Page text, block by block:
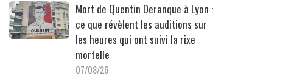
Mort de Quentin Deranque à Lyon :
ce que révèlent les auditions sur
les heures qui ont suivi la rixe
mortelle
07/08/26